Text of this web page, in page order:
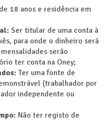
18 anos e residência em
Ser titular de uma conta à
para onde o dinheiro será
serão
ter conta na Oney;
Ter uma fonte de
(trabalhador por
independente ou
Não ter registo de